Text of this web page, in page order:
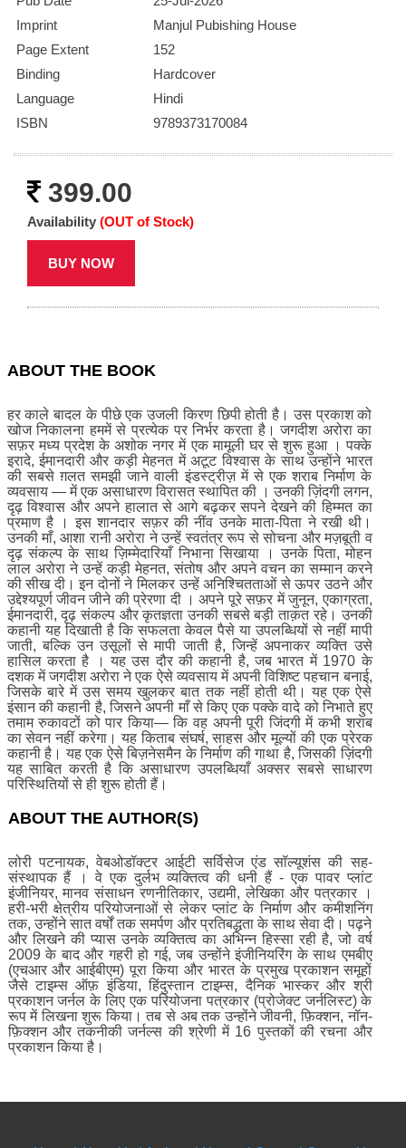
Imprint
Manjul Pubishing House
Page Extent
152
Binding
Hardcover
Language
Hindi
ISBN
9789373170084
399.00
Availability (OUT of Stock)
BUY NOW
ABOUT THE BOOK
हर काले बादल के पीछे एक उजली किरण छिपी होती है। उस प्रकाश को
खोज निकालना हममें से प्रत्येक पर निर्भर करता है। जगदीश अरोरा का
सफ़र मध्य प्रदेश के अशोक नगर में एक मामूली घर से शुरू हुआ । पक्के
इरादे, ईमानदारी और कड़ी मेहनत में अटूट विश्वास के साथ उन्होंने भारत
की सबसे ग़लत समझी जाने वाली इंडस्ट्रीज़ में से एक शराब निर्माण के
व्यवसाय — में एक असाधारण विरासत स्थापित की । उनकी ज़िंदगी लगन,
दृढ़ विश्वास और अपने हालात से आगे बढ़कर सपने देखने की हिम्मत का
प्रमाण है । इस शानदार सफ़र की नींव उनके माता-पिता ने रखी थी।
उनकी माँ, आशा रानी अरोरा ने उन्हें स्वतंत्र रूप से सोचना और मज़बूती व
दृढ़ संकल्प के साथ ज़िम्मेदारियाँ निभाना सिखाया । उनके पिता, मोहन
लाल अरोरा ने उन्हें कड़ी मेहनत, संतोष और अपने वचन का सम्मान करने
की सीख दी। इन दोनों ने मिलकर उन्हें अनिश्चितताओं से ऊपर उठने और
उद्देश्यपूर्ण जीवन जीने की प्रेरणा दी । अपने पूरे सफ़र में जुनून, एकाग्रता,
ईमानदारी, दृढ़ संकल्प और कृतज्ञता उनकी सबसे बड़ी ताक़त रहे। उनकी
कहानी यह दिखाती है कि सफलता केवल पैसे या उपलब्धियों से नहीं मापी
जाती, बल्कि उन उसूलों से मापी जाती है, जिन्हें अपनाकर व्यक्ति उसे
हासिल करता है । यह उस दौर की कहानी है, जब भारत में 1970 के
दशक में जगदीश अरोरा ने एक ऐसे व्यवसाय में अपनी विशिष्ट पहचान बनाई,
जिसके बारे में उस समय खुलकर बात तक नहीं होती थी। यह एक ऐसे
इंसान की कहानी है, जिसने अपनी माँ से किए एक पक्के वादे को निभाते हुए
तमाम रुकावटों को पार किया— कि वह अपनी पूरी जिंदगी में कभी शराब
का सेवन नहीं करेगा। यह किताब संघर्ष, साहस और मूल्यों की एक प्रेरक
कहानी है। यह एक ऐसे बिज़नेसमैन के निर्माण की गाथा है, जिसकी ज़िंदगी
यह साबित करती है कि असाधारण उपलब्धियाँ अक्सर सबसे साधारण
परिस्थितियों से ही शुरू होती हैं।
ABOUT THE AUTHOR(S)
लोरी पटनायक, वेबओडॉक्टर आईटी सर्विसेज एंड सॉल्यूशंस की सह-
संस्थापक हैं । वे एक दुर्लभ व्यक्तित्व की धनी हैं - एक पावर प्लांट
इंजीनियर, मानव संसाधन रणनीतिकार, उद्यमी, लेखिका और पत्रकार ।
हरी-भरी क्षेत्रीय परियोजनाओं से लेकर प्लांट के निर्माण और कमीशनिंग
तक, उन्होंने सात वर्षों तक समर्पण और प्रतिबद्धता के साथ सेवा दी। पढ़ने
और लिखने की प्यास उनके व्यक्तित्व का अभिन्न हिस्सा रही है, जो वर्ष
2009 के बाद और गहरी हो गई, जब उन्होंने इंजीनियरिंग के साथ एमबीए
(एचआर और आईबीएम) पूरा किया और भारत के प्रमुख प्रकाशन समूहों
जैसे टाइम्स ऑफ़ इंडिया, हिंदुस्तान टाइम्स, दैनिक भास्कर और श्री
प्रकाशन जर्नल के लिए एक परियोजना पत्रकार (प्रोजेक्ट जर्नलिस्ट) के
रूप में लिखना शुरू किया। तब से अब तक उन्होंने जीवनी, फ़िक्शन, नॉन-
फ़िक्शन और तकनीकी जर्नल्स की श्रेणी में 16 पुस्तकों की रचना और
प्रकाशन किया है।